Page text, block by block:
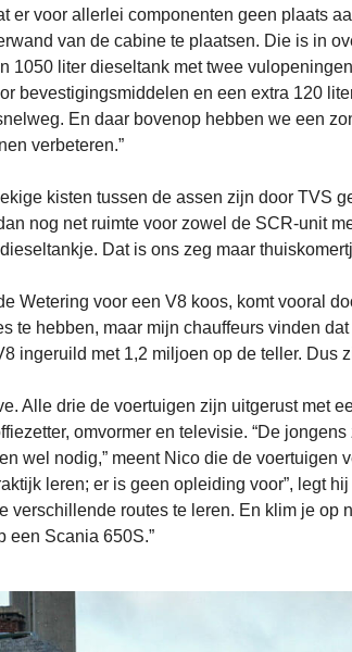
er voor allerlei componenten geen plaats
van de cabine te plaatsen. Die is in
1050 liter dieseltank met twee
bevestigingsmiddelen en een extra 120
En daar bovenop hebben we een
verbeteren.”
kisten tussen de assen zijn door TVS
nog net ruimte voor zowel de SCR-unit
Dat is ons zeg maar
Wetering voor een V8 koos, komt vooral
te hebben, maar mijn chauffeurs vinden
ingeruild met 1,2 miljoen op de teller. Dus
Alle drie de voertuigen zijn uitgerust met
omvormer en televisie. “De
wel nodig,” meent Nico die de voertuigen
leren; er is geen opleiding voor”, legt
verschillende routes te leren. En klim je
een Scania 650S.”